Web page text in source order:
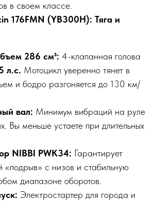
в своем классе.
176FMN (YB300H): Тяга и
286 см³: 4-клапанная голова
л.с. Мотоцикл уверенно тянет в
и бодро разгоняется до 130 км/
вал: Минимум вибраций на руле
Вы меньше устаете при длительных
NIBBI PWK34: Гарантирует
«подрыв» с низов и стабильную
диапазоне оборотов.
Электростартер для города и